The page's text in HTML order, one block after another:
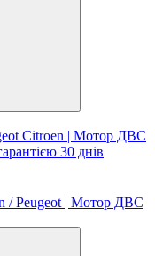
Citroen | Мотор ДВС
30 днів